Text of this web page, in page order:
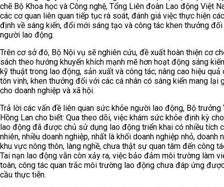
chẽ Bộ Khoa học và Công nghệ, Tổng Liên đoàn Lao động Việt
các cơ quan liên quan tiếp tục rà soát, đánh giá việc thực hiện
định về sáng kiến, đổi mới sáng tạo và công tác khen thưởng
người lao động.
Trên cơ sở đó, Bộ Nội vụ sẽ nghiên cứu, đề xuất hoàn thiện cơ
sách theo hướng khuyến khích mạnh mẽ hơn hoạt động sáng
kỹ thuật trong lao động, sản xuất và công tác; nâng cao hiệu quả
tôn vinh, khen thưởng đối với các cá nhân có sáng kiến mang lại
cho doanh nghiệp và xã hội.
Trả lời các vấn đề liên quan sức khỏe người lao động, Bộ trưởng
Hồng Lan cho biết: Qua theo dõi, việc khám sức khỏe định kỳ
lao động đã được chủ sử dụng lao động triển khai có nhiều tích
nhiên, nhiều doanh nghiệp, nhất là khối doanh nghiệp nhỏ, doanh
khu vực nông thôn, làng nghề, chưa thật sự quan tâm đến công
Tai nạn lao động vẫn còn xảy ra, việc bảo đảm môi trường làm
toàn, công tác quan trắc môi trường lao động chưa đáp ứng
cầu thực tiễn.